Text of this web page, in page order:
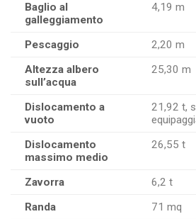
Baglio al
galleggiamento
4,19 m
Pescaggio
2,20 m
Altezza albero
sull’acqua
25,30 m
Dislocamento a
vuoto
21,92 t,
Dislocamento
massimo medio
26,55 t
Zavorra
6,2 t
Randa
71 mq